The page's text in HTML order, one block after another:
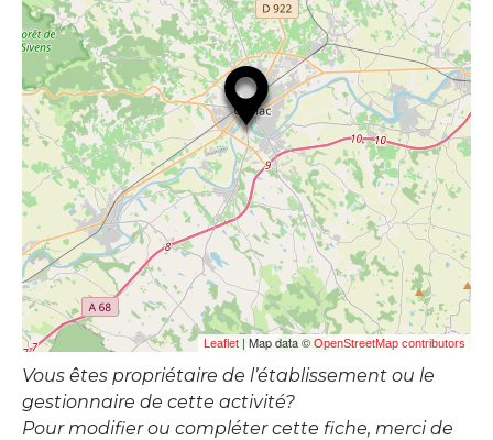
Leaflet | Map data © OpenStreetMap contributors
Vous êtes propriétaire de l’établissement ou le
gestionnaire de cette activité?
Pour modifier ou compléter cette fiche, merci de